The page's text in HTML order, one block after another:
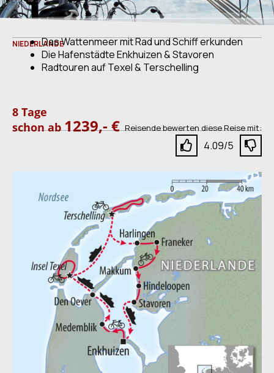
NIEDERLANDEDas Wattenmeer mit Rad und Schiff erkunden
Die Hafenstädte Enkhuizen & Stavoren
Radtouren auf Texel & Terschelling
8 Tage
schon ab1239,- € Reisende bewerten diese Reise mit:
4.09/5